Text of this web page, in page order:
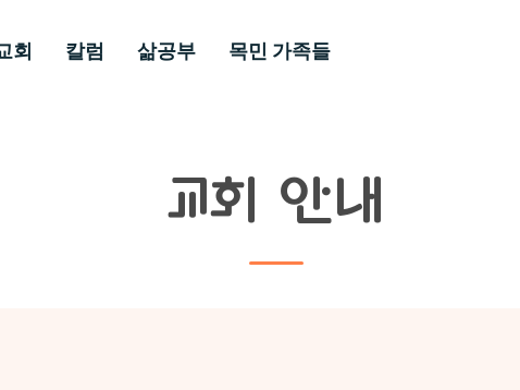
회 칼럼 삶공부 목민 가족들
교회 안내